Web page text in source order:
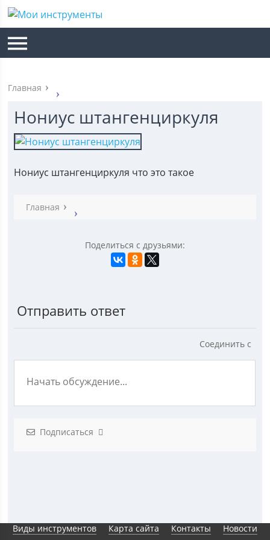
Главная
Нониус штангенциркуля
Нониус штангенциркуля что это такое
Главная
Поделиться с друзьями:
Отправить ответ
Соединить с
Подписаться
Виды инструментов Карта сайта Контакты Новости